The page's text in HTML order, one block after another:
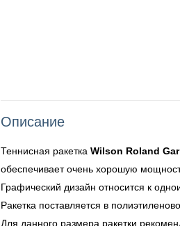
Описание
Теннисная ракетка Wilson Roland
обеспечивает очень хорошую
Графический дизайн относится к
Ракетка поставляется в
Для данного размера ракетки